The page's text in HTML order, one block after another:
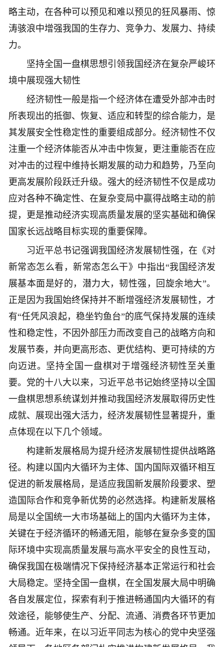
略主动，在各种可以预见和难以预见的狂风暴雨、惊
涛骇浪中增强我国的生存力、竞争力、发展力、持续
力。
坚持全国一盘棋思想引领我国经济在复杂严峻环
境中展现强大韧性
经济韧性一般是指一个经济体在遭受外部冲击时
所表现出的抵御、恢复、适应和转型的综合能力，是
其发展安全性稳定性的重要组成部分。经济韧性不仅
注重一个经济体能否从冲击中恢复，更注重能否在应
对冲击的过程中维持长期发展的动力和趋势，乃至向
更高发展阶段跃迁升级。强大的经济韧性不仅是成功
应对各种不确定性、在复杂变局中赢得战略主动的前
提，更是推动经济实现高质量发展的坚实基础和确保
国家长远战略目标实现的重要保障。
习近平总书记强调我国经济发展韧性强，在《对
新常态怎么看，新常态怎么干》中指出“我国经济发
展基本面是好的，潜力大，韧性强，回旋余地大”。
正是因为我国始终保持并不断增强经济发展韧性，才
有“任凭风浪起，稳坐钓鱼台”的底气保持发展的连续
性和稳定性，不因外部压力而改变自己的战略方向和
发展节奏，并向更高形态、更优结构、更可持续的方
向迈进。坚持全国一盘棋对于增强经济韧性至关重
要。党的十八大以来，习近平总书记始终坚持以全国
一盘棋思想系统谋划并推动我国经济发展取得历史性
成就、展现出强大活力，经济发展韧性显著提升，重
点体现在以下几个领域。
构建新发展格局为提升经济发展韧性提供战略路
径。构建以国内大循环为主体、国内国际双循环相互
促进的新发展格局，是适应我国新发展阶段要求、塑
造国际合作和竞争新优势的必然选择。构建新发展格
局是以全国统一大市场基础上的国内大循环为主体，
关键在于经济循环的畅通无阻，能够在复杂多变的国
际环境中实现高质量发展与高水平安全的良性互动，
确保我国在极端情况下保持经济基本正常运行和社会
大局稳定。坚持全国一盘棋，在全国发展大局中明确
各自发展定位，探索有利于推进畅通国内大循环的有
效途径，能够使生产、分配、流通、消费各环节更加
畅通。近年来，在以习近平同志为核心的党中央坚强